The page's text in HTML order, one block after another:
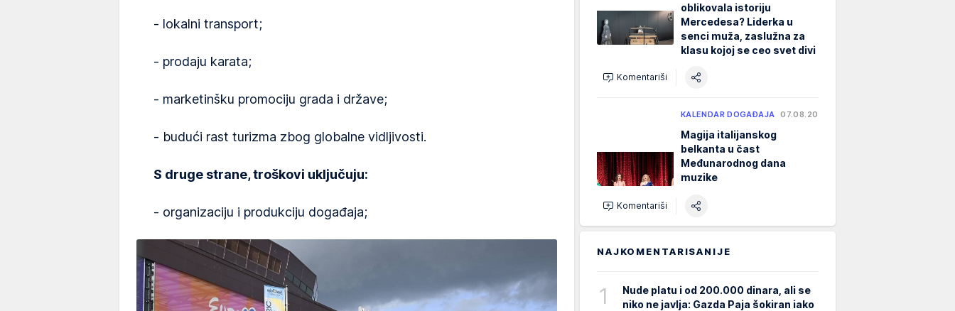
- lokalni transport;
- prodaju karata;
- marketinšku promociju grada i države;
- budući rast turizma zbog globalne vidljivosti.
S druge strane, troškovi uključuju:
- organizaciju i produkciju događaja;
oblikovala istoriju
Mercedesa? Liderka u
senci muža, zaslužna za
klasu kojoj se ceo svet divi
Komentariši
KALENDAR DOGAĐAJA 07.08.2026.
Magija italijanskog
belkanta u čast
Međunarodnog dana
muzike
Komentariši
NAJKOMENTARISANIJE
1
Nude platu i od 200.000 dinara, ali se
niko ne javlja: Gazda Paja šokiran iako